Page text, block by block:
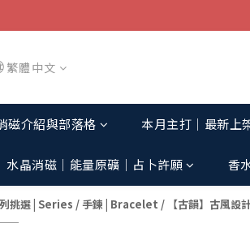
繁體中文
磁介紹與部落格 本月主打│最新上
水晶消磁│能量原礦│占卜許願 香
挑選 | Series /手鍊 | Bracelet / 【古韻】古風設